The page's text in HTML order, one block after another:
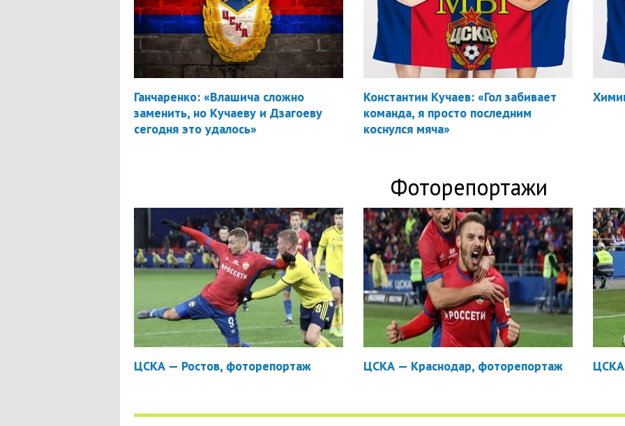
Ганчаренко: «Влашича сложно
заменить, но Кучаеву и Дзагоеву
сегодня это удалось»
Константин Кучаев: «Гол забивает
команда, я просто последним
коснулся мяча»
Фоторепортажи
ЦСКА — Ростов, фоторепортаж ЦСКА — Краснодар, фоторепортаж